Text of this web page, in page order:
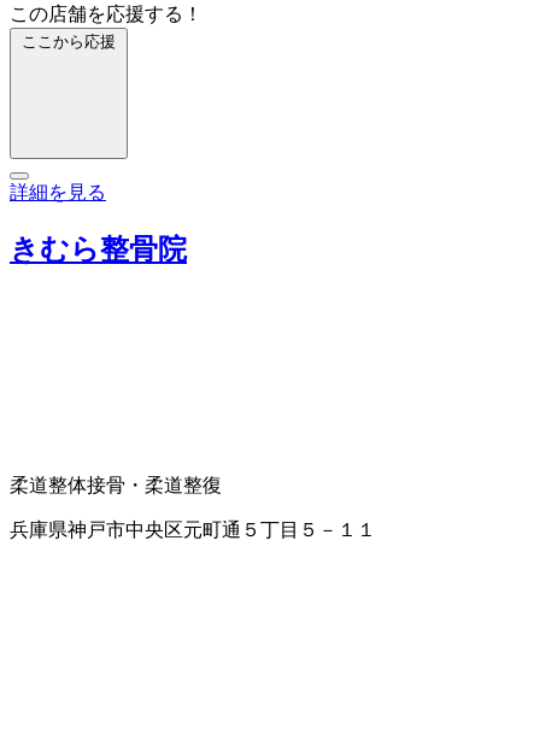
この店舗を応援する！
ここから応援
詳細を見る
きむら整骨院
柔道整体接骨・柔道整復
兵庫県神戸市中央区元町通５丁目５－１１